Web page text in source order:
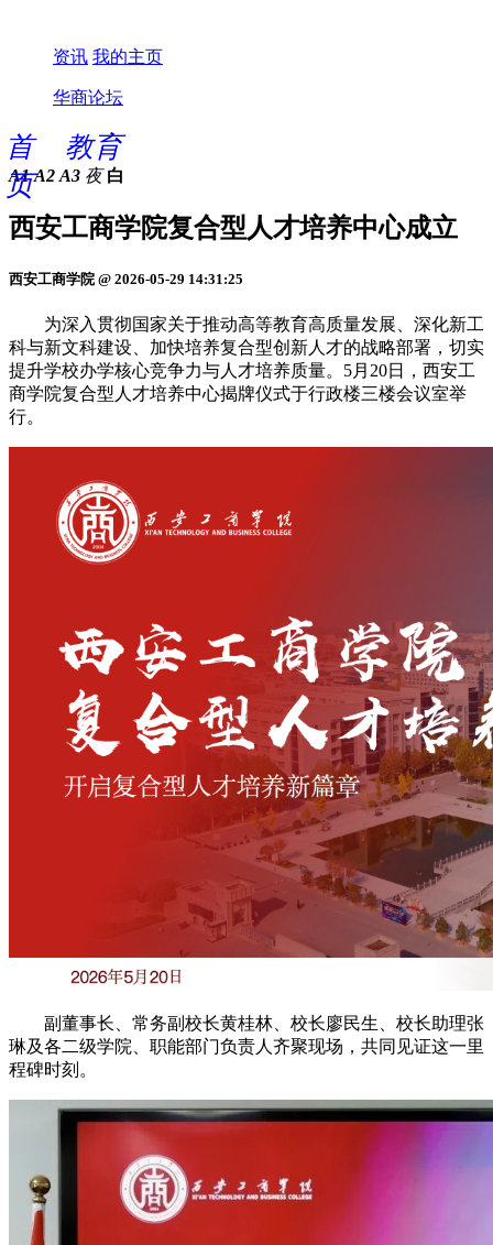
资讯 我的主页
华商论坛
首
页
教育
A1 A2 A3 夜 白
西安工商学院复合型人才培养中心成立
西安工商学院 @ 2026-05-29 14:31:25
为深入贯彻国家关于推动高等教育高质量发展、深化新工
科与新文科建设、加快培养复合型创新人才的战略部署，切实
提升学校办学核心竞争力与人才培养质量。5月20日，西安工
商学院复合型人才培养中心揭牌仪式于行政楼三楼会议室举
行。
副董事长、常务副校长黄桂林、校长廖民生、校长助理张
琳及各二级学院、职能部门负责人齐聚现场，共同见证这一里
程碑时刻。